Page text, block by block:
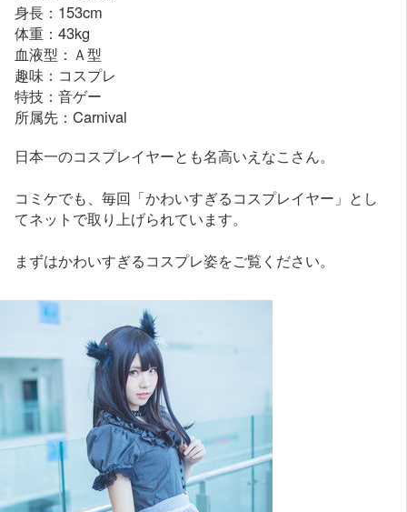
身長：153cm
体重：43kg
血液型：Ａ型
趣味：コスプレ
特技：音ゲー
所属先：Carnival
日本一のコスプレイヤーとも名高いえなこさん。
コミケでも、毎回「かわいすぎるコスプレイヤー」とし
てネットで取り上げられています。
まずはかわいすぎるコスプレ姿をご覧ください。